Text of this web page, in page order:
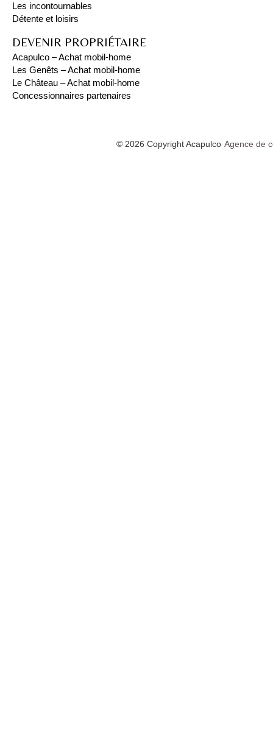
Les incontournables
Détente et loisirs
DEVENIR PROPRIÉTAIRE
Acapulco – Achat mobil-home
Les Genêts – Achat mobil-home
Le Château – Achat mobil-home
Concessionnaires partenaires
© 2026 Copyright Acapulco Agence de